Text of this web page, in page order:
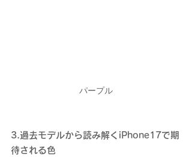
パープル
3.過去モデルから読み解くiPhone17で期
待される色